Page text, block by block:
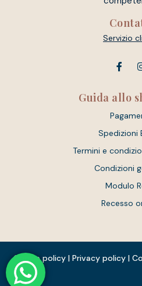
Servizio
Guida allo
Spedizioni
Termini e
Condizioni
Modulo
Recesso
Cookie policy |Privacy policy |